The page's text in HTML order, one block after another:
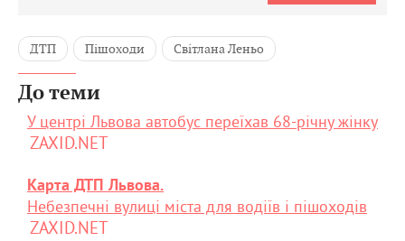
ДТП Пішоходи Світлана Леньо
До теми
У центрі Львова автобус переїхав 68-річну жінку
ZAXID.NET
Карта ДТП Львова.
Небезпечні вулиці міста для водіїв і пішоходів
ZAXID.NET